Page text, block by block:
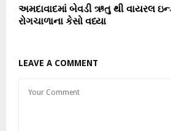
અમદાવાદમાં બેવડી ઋતુ થી વાયરલ
રોગચાળાના કેસો વધ્યા
LEAVE A COMMENT